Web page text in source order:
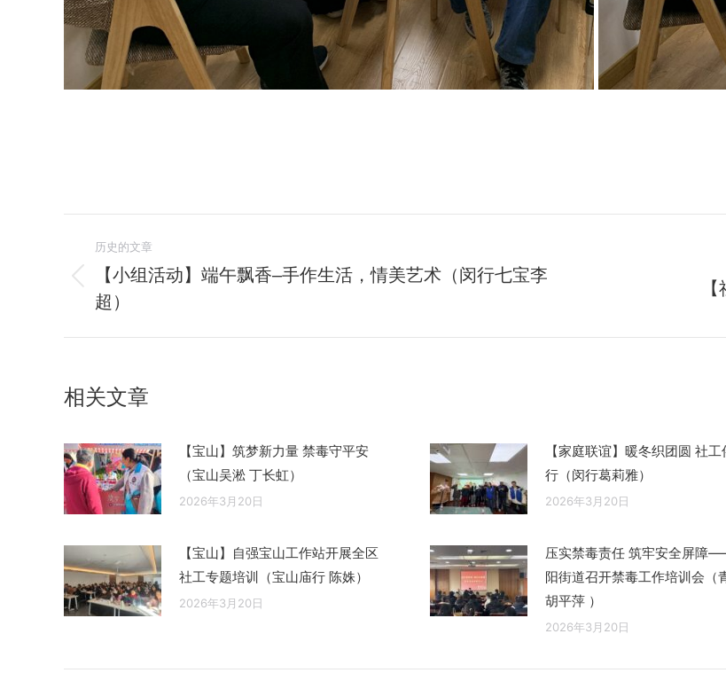
章
航
历史的文章
历
史
的
章：
【小组活动】端午飘香–手作生活，情美艺术（闵行七宝李
超）
的
相关文章
【宝山】筑梦新力量 禁毒守平安
（宝山吴淞 丁长虹）
2026年3月20日
【家庭联谊】暖冬织团圆 社工
行（闵行葛莉雅）
2026年3月20日
【宝山】自强宝山工作站开展全区
社工专题培训（宝山庙行 陈姝）
2026年3月20日
压实禁毒责任 筑牢安全屏障
阳街道召开禁毒工作培训会（
胡平萍 ）
2026年3月20日